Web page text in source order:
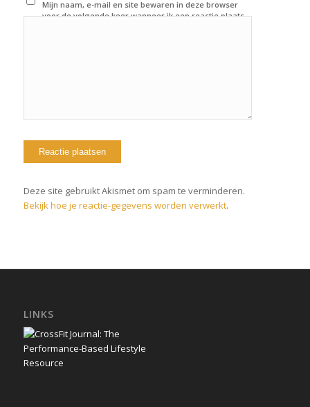
Mijn naam, e-mail en site bewaren in deze browser
voor de volgende keer wanneer ik een reactie plaats.
Deze site gebruikt Akismet om spam te verminderen.
Bekijk hoe je reactie-gegevens worden verwerkt.
LINKS